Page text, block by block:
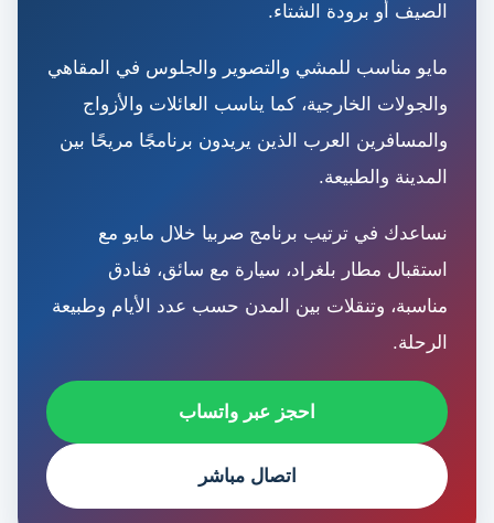
الصيف أو برودة الشتاء.
مايو مناسب للمشي والتصوير والجلوس في المقاهي
والجولات الخارجية، كما يناسب العائلات والأزواج
والمسافرين العرب الذين يريدون برنامجًا مريحًا بين
المدينة والطبيعة.
نساعدك في ترتيب برنامج صربيا خلال مايو مع
استقبال مطار بلغراد، سيارة مع سائق، فنادق
مناسبة، وتنقلات بين المدن حسب عدد الأيام وطبيعة
الرحلة.
احجز عبر واتساب
اتصال مباشر